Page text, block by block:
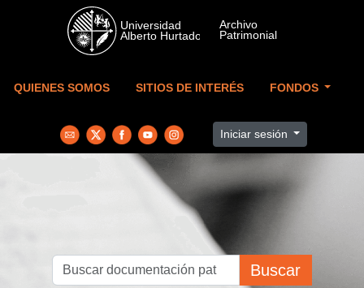
Skip to main content
QUIENES SOMOS SITIOS DE INTERÉS FONDOS
Iniciar sesión
Buscar